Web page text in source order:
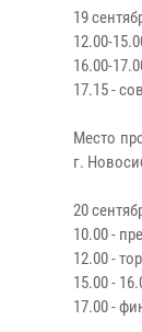
19
12.00-
16.00-
17.15 -
Место
г.
20
10.00 -
12.00 -
15.00 -
17.00 -